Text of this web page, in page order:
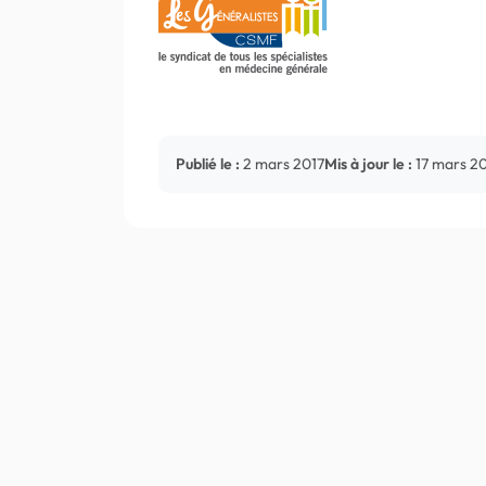
Publié le : 2 mars 2017Mis à jour le : 17 mars